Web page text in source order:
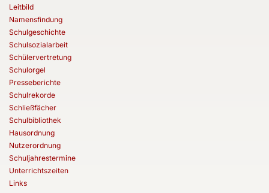
Leitbild
Namensfindung
Schulgeschichte
Schulsozialarbeit
Schülervertretung
Schulorgel
Presseberichte
Schulrekorde
Schließfächer
Schulbibliothek
Hausordnung
Nutzerordnung
Schuljahrestermine
Unterrichtszeiten
Links